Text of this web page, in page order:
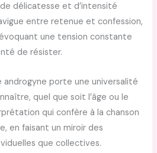
délicatesse et d’intensité
entre retenue et confession,
une tension constante
de résister.
androgyne porte une universalité
quel que soit l’âge ou le
qui confère à la chanson
en faisant un miroir des
que collectives.